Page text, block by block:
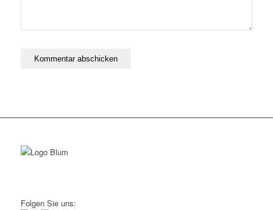
Folgen Sie uns: